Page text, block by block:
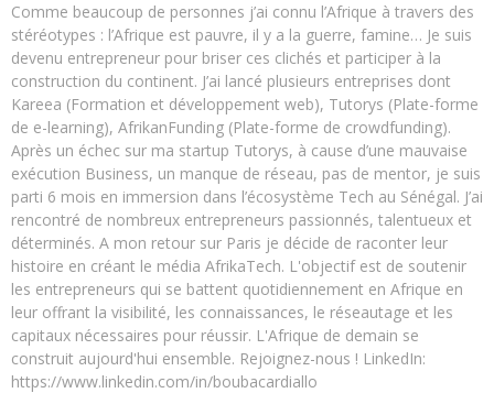
Comme beaucoup de personnes j’ai connu l’Afrique à travers des
stéréotypes : l’Afrique est pauvre, il y a la guerre, famine… Je suis
devenu entrepreneur pour briser ces clichés et participer à la
construction du continent. J’ai lancé plusieurs entreprises dont
Kareea (Formation et développement web), Tutorys (Plate-forme
de e-learning), AfrikanFunding (Plate-forme de crowdfunding).
Après un échec sur ma startup Tutorys, à cause d’une mauvaise
exécution Business, un manque de réseau, pas de mentor, je suis
parti 6 mois en immersion dans l’écosystème Tech au Sénégal. J’ai
rencontré de nombreux entrepreneurs passionnés, talentueux et
déterminés. A mon retour sur Paris je décide de raconter leur
histoire en créant le média AfrikaTech. L'objectif est de soutenir
les entrepreneurs qui se battent quotidiennement en Afrique en
leur offrant la visibilité, les connaissances, le réseautage et les
capitaux nécessaires pour réussir. L'Afrique de demain se
construit aujourd'hui ensemble. Rejoignez-nous ! LinkedIn:
https://www.linkedin.com/in/boubacardiallo